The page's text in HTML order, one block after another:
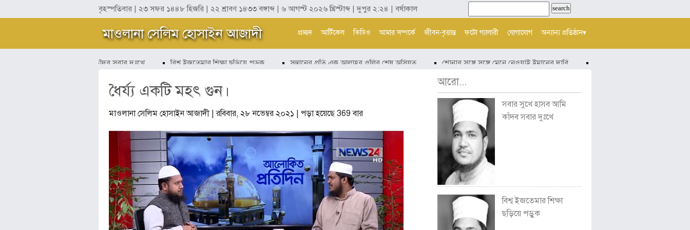
বৃহস্পতিবার | ২৩ সফর ১৪৪৮ হিজরি | ২২ শ্রাবণ ১৪৩৩ বঙ্গাব্দ | ৬ আগস্ট ২০২৬ খ্রিস্টাব্দ | দুপুর ২:২৪ | বর্ষাকাল
মাওলানা সেলিম হোসাইন আজাদী প্রচ্ছদ আর্টিকেল ভিডিও আমার সম্পর্কে জীবন-বৃত্তান্ত ফটো গ্যালারী যোগাযোগ অন্যান্য প্রতিষ্ঠান▾
সবার সুখে হাসব আমি কাঁদব সবার দুঃখে বিশ্ব ইজতেমার শিক্ষা ছড়িয়ে পড়ুক সন্তানের প্রতি এক আল্লাহর ওলির শেষ অসিয়ত শোনার সঙ্গে সঙ্গে মেনে নেওয়াই ইমানের দাবি হায়! মিথ্যায় ছেয়ে গেছে আমাদের
ধৈর্য্য একটি মহৎ গুন।
মাওলানা সেলিম হোসাইন আজাদী | রবিবার, ২৮ নভেম্বর ২০২১ | পড়া হয়েছে 369 বার
আরো...
সবার সুখে হাসব আমি
কাঁদব সবার দুঃখে
বিশ্ব ইজতেমার শিক্ষা
ছড়িয়ে পড়ুক